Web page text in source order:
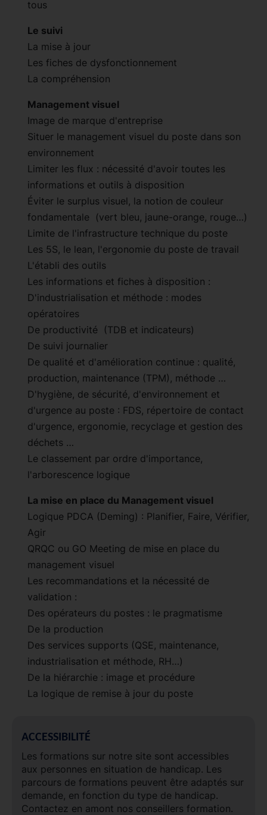
tous
Le suivi
La mise à jour
Les fiches de dysfonctionnement
La compréhension
Management visuel
Image de marque d'entreprise
Situer le management visuel du poste dans son
environnement
Limiter les flux : nécessité d'avoir toutes les
informations et outils à disposition
Éviter le surplus visuel, la notion de couleur
fondamentale (vert bleu, jaune-orange, rouge…)
Limite de l'infrastructure technique du poste
Les 5S, le lean, l'ergonomie du poste de travail
L'établi des outils
Les informations et fiches à disposition :
D'industrialisation et méthode : modes
opératoires
De productivité (TDB et indicateurs)
De suivi journalier
De qualité et d'amélioration continue : qualité,
production, maintenance (TPM), méthode …
D'hygiène, de sécurité, d'environnement et
d'urgence au poste : FDS, répertoire de contact
d'urgence, ergonomie, recyclage et gestion des
déchets …
Le classement par ordre d'importance,
l'arborescence logique
La mise en place du Management visuel
Logique PDCA (Deming) : Planifier, Faire, Vérifier,
Agir
QRQC ou GO Meeting de mise en place du
management visuel
Les recommandations et la nécessité de
validation :
Des opérateurs du postes : le pragmatisme
De la production
Des services supports (QSE, maintenance,
industrialisation et méthode, RH…)
De la hiérarchie : image et procédure
La logique de remise à jour du poste
ACCESSIBILITÉ
Les formations sur notre site sont accessibles
aux personnes en situation de handicap. Les
parcours de formations peuvent être adaptés sur
demande, en fonction du type de handicap.
Contactez en amont nos conseillers formation.